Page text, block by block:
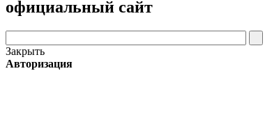
официальный сайт
Закрыть
Авторизация